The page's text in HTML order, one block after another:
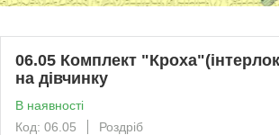
06.05 Комплект
на дівчинку
В наявності
Код: 06.05
Роздріб